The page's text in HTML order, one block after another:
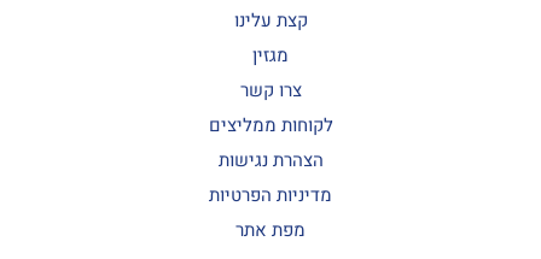
קצת עלינו
מגזין
צרו קשר
לקוחות ממליצים
הצהרת נגישות
מדיניות הפרטיות
מפת אתר